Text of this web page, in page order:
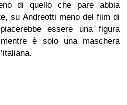
di quello che pare abbia
su Andreotti meno del film di
essere una figura
è solo una maschera